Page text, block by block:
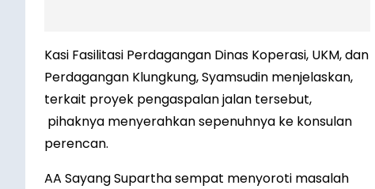
Kasi Fasilitasi Perdagangan Dinas Koperasi, UKM, dan
Perdagangan Klungkung, Syamsudin menjelaskan,
terkait proyek pengaspalan jalan tersebut,
pihaknya menyerahkan sepenuhnya ke konsulan
perencan.
AA Sayang Supartha sempat menyoroti masalah